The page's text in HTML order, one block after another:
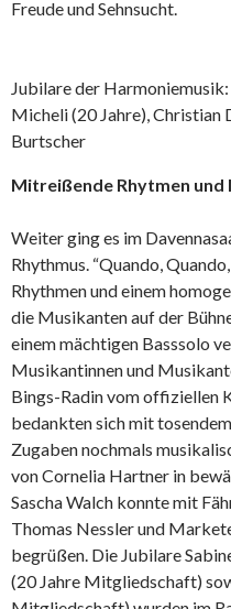
Freude und Sehnsucht.
Jubilare der
Micheli (20 Jahre), Christian
Burtscher
Mitreißende Rhytmen und
Weiter ging es im
Rhythmus. “Quando,
Rhythmen und einem
die Musikanten auf der
einem mächtigen Basssolo
Musikantinnen und
Bings-Radin vom offiziellen
bedankten sich mit
Zugaben nochmals
von Cornelia Hartner in
Sascha Walch konnte mit
Thomas Nessler und
begrüßen. Die Jubilare
(20 Jahre Mitgliedschaft)